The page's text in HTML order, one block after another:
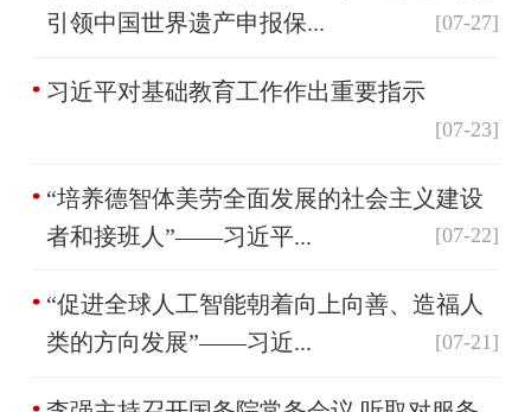
引领中国世界遗产申报保...
[07-27]
习近平对基础教育工作作出重要指示
[07-23]
“培养德智体美劳全面发展的社会主义建设
者和接班人”——习近平...
[07-22]
“促进全球人工智能朝着向上向善、造福人
类的方向发展”——习近...
[07-21]